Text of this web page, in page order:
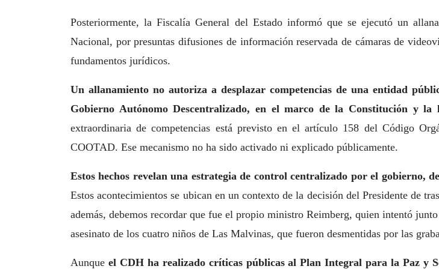
Posteriormente, la Fiscalía General del Estado informó que se ejecutó un
Nacional, por presuntas difusiones de información reservada de cámaras de
fundamentos jurídicos.
Un allanamiento no autoriza a desplazar competencias de una entidad
Gobierno Autónomo Descentralizado, en el marco de la Constitución y la
extraordinaria de competencias está previsto en el artículo 158 del Código
COOTAD. Ese mecanismo no ha sido activado ni explicado públicamente.
Estos hechos revelan una estrategia de control centralizado por el gobierno,
Estos acontecimientos se ubican en un contexto de la decisión del Presidente de
además, debemos recordar que fue el propio ministro Reimberg, quien intentó
asesinato de los cuatro niños de Las Malvinas, que fueron desmentidas por las
Aunque el CDH ha realizado críticas públicas al Plan Integral para la Paz y